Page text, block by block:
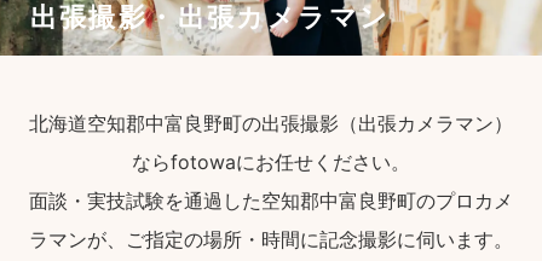
出張撮影・出張カメラマン
北海道空知郡中富良野町の出張撮影（出張カメラマン）
ならfotowaにお任せください。
面談・実技試験を通過した空知郡中富良野町のプロカメ
ラマンが、ご指定の場所・時間に記念撮影に伺います。